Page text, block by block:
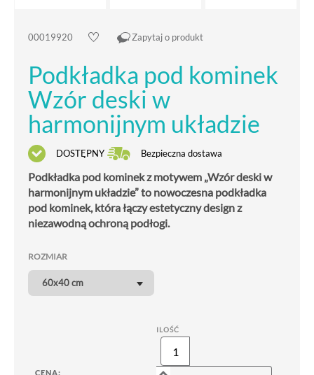
00019920 Zapytaj o produkt
Podkładka pod kominek
Wzór deski w
harmonijnym układzie
DOSTĘPNY Bezpieczna dostawa
Podkładka pod kominek z motywem „Wzór deski w
harmonijnym układzie” to nowoczesna podkładka
pod kominek, która łączy estetyczny design z
niezawodną ochroną podłogi.
ROZMIAR
60x40 cm
CENA:
ILOŚĆ